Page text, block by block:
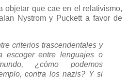
objetar que cae en el relativismo,
Nystrom y Puckett a favor de
criterios trascendentales y
escoger entre lenguajes o
¿cómo podemos
contra los nazis? Y si